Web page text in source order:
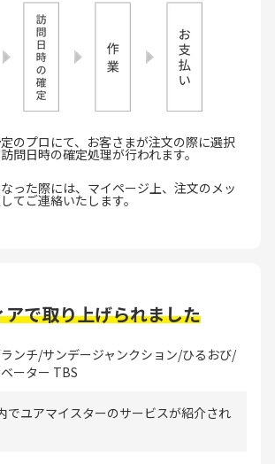
のプロにて、お客さまが注文の際に選択
問日時の確定処理が行われます。
った際には、マイページ上、注文のメッ
てご連絡いたします。
アで取り上げられました
ンチ/サンデージャンクション/ひるおび/
ーター TBS
でユアマイスターのサービスが紹介され